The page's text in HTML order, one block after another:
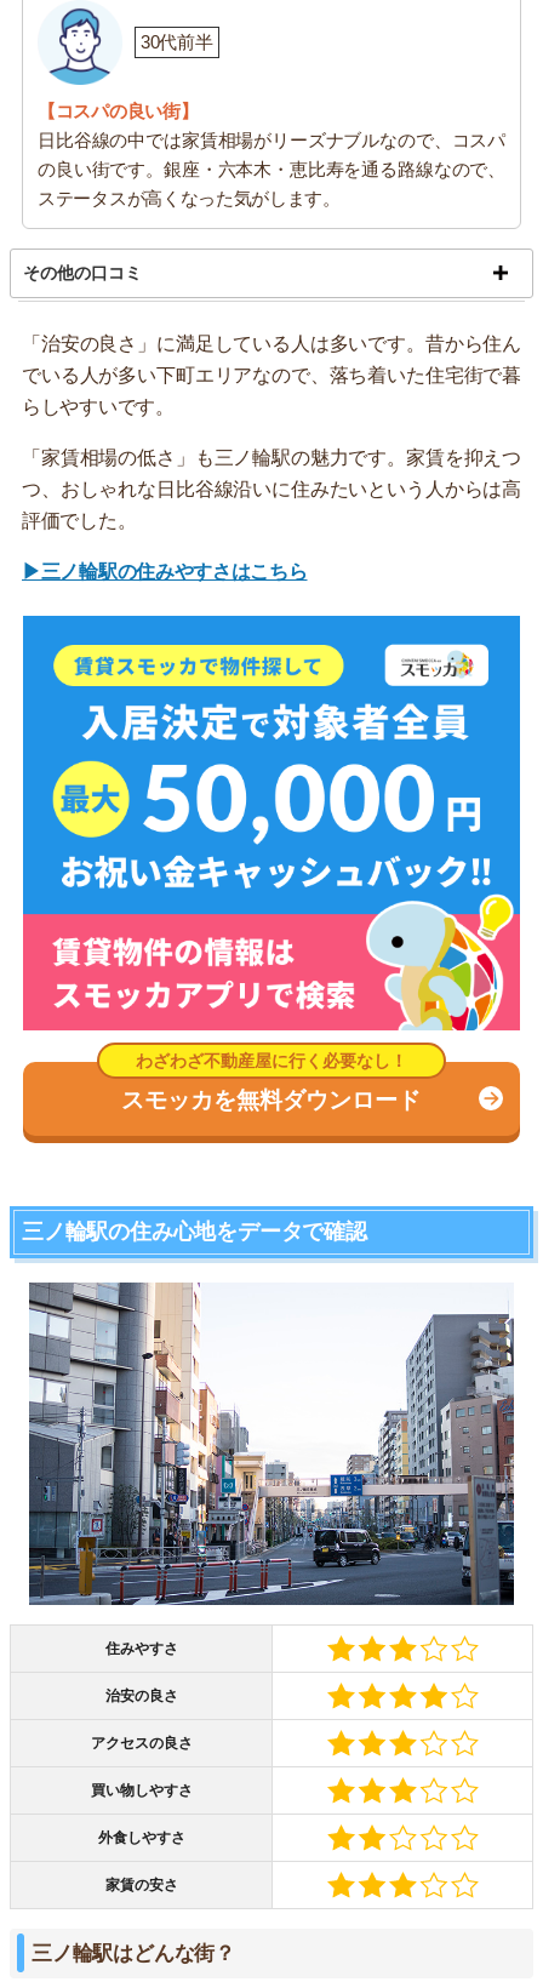
30代前半
【コスパの良い街】
日比谷線の中では家賃相場がリーズナブルなので、コスパ
の良い街です。銀座・六本木・恵比寿を通る路線なので、
ステータスが高くなった気がします。
その他の口コミ
「治安の良さ」に満足している人は多いです。昔から住ん
でいる人が多い下町エリアなので、落ち着いた住宅街で暮
らしやすいです。
「家賃相場の低さ」も三ノ輪駅の魅力です。家賃を抑えつ
つ、おしゃれな日比谷線沿いに住みたいという人からは高
評価でした。
▶三ノ輪駅の住みやすさはこちら
スモッカを無料ダウンロード
三ノ輪駅の住み心地をデータで確認
住みやすさ
治安の良さ
アクセスの良さ
買い物しやすさ
外食しやすさ
家賃の安さ
三ノ輪駅はどんな街？